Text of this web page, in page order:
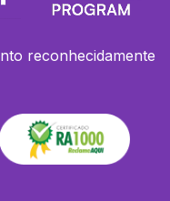
reconhecidamente